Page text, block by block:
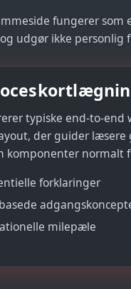
fungerer
udgør ikke personlig
typiske end-to-end
der guider læsere
komponenter normalt
forklaringer
milepæle